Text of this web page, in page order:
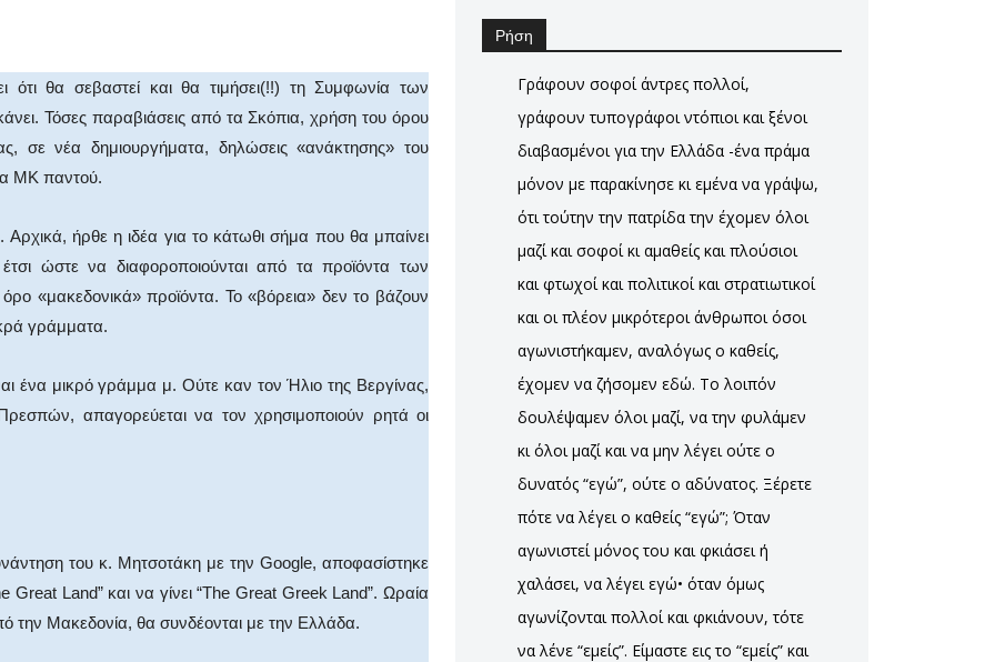
θα σεβαστεί και θα τιμήσει(!!) τη Συμφωνία των
Τόσες παραβιάσεις από τα Σκόπια, χρήση του όρου
σε νέα δημιουργήματα, δηλώσεις «ανάκτησης» του
ΜΚ παντού.
ήρθε η ιδέα για το κάτωθι σήμα που θα μπαίνει
ώστε να διαφοροποιούνται από τα προϊόντα των
«μακεδονικά» προϊόντα. Το «βόρεια» δεν το βάζουν
γράμματα.
ένα μικρό γράμμα μ. Ούτε καν τον Ήλιο της Βεργίνας,
απαγορεύεται να τον χρησιμοποιούν ρητά οι
του κ. Μητσοτάκη με την Google, αποφασίστηκε
Great Land” και να γίνει “The Great Greek Land”. Ωραία
την Μακεδονία, θα συνδέονται με την Ελλάδα.
Ρήση
Γράφουν σοφοί άντρες πολλοί,
γράφουν τυπογράφοι ντόπιοι και ξένοι
διαβασμένοι για την Ελλάδα -ένα πράμα
μόνον με παρακίνησε κι εμένα να γράψω,
ότι τούτην την πατρίδα την έχομεν όλοι
μαζί και σοφοί κι αμαθείς και πλούσιοι
και φτωχοί και πολιτικοί και στρατιωτικοί
και οι πλέον μικρότεροι άνθρωποι όσοι
αγωνιστήκαμεν, αναλόγως ο καθείς,
έχομεν να ζήσομεν εδώ. Το λοιπόν
δουλέψαμεν όλοι μαζί, να την φυλάμεν
κι όλοι μαζί και να μην λέγει ούτε ο
δυνατός “εγώ”, ούτε ο αδύνατος. Ξέρετε
πότε να λέγει ο καθείς “εγώ”; Όταν
αγωνιστεί μόνος του και φκιάσει ή
χαλάσει, να λέγει εγώ• όταν όμως
αγωνίζονται πολλοί και φκιάνουν, τότε
να λένε “εμείς”. Είμαστε εις το “εμείς” και